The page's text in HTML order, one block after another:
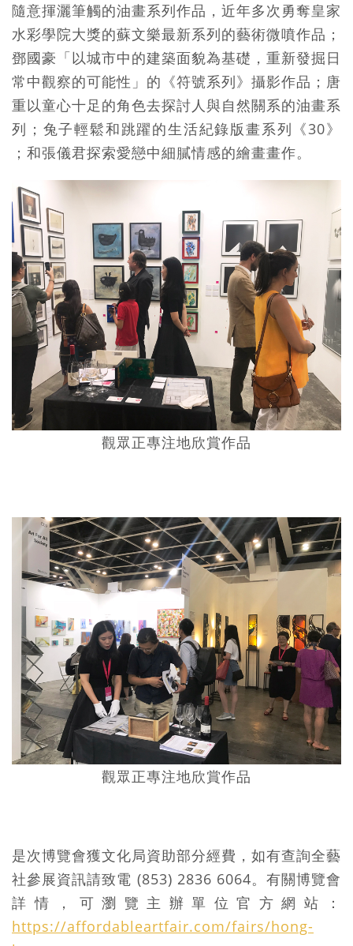
隨意揮灑筆觸的油畫系列作品，近年多次勇奪皇家
水彩學院大獎的蘇文樂最新系列的藝術微噴作品；
鄧國豪「以城市中的建築面貌為基礎，重新發掘日
常中觀察的可能性」的《符號系列》攝影作品；唐
重以童心十足的角色去探討人與自然關系的油畫系
列；兔子輕鬆和跳躍的生活紀錄版畫系列《30》
；和張儀君探索愛戀中細膩情感的繪畫畫作。
觀眾正專注地欣賞作品
觀眾正專注地欣賞作品
是次博覽會獲文化局資助部分經費，如有查詢全藝
社參展資訊請致電 (853) 2836 6064。有關博覽會
詳情，可瀏覽主辦單位官方網站：
https://affordableartfair.com/fairs/hong-